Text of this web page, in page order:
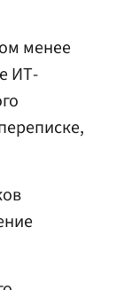
менее
ИТ-